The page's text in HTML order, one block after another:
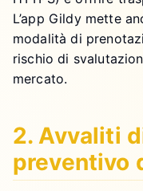
L’app Gildy mette
modalità di
rischio di
mercato.
2. Avvaliti
preventivo